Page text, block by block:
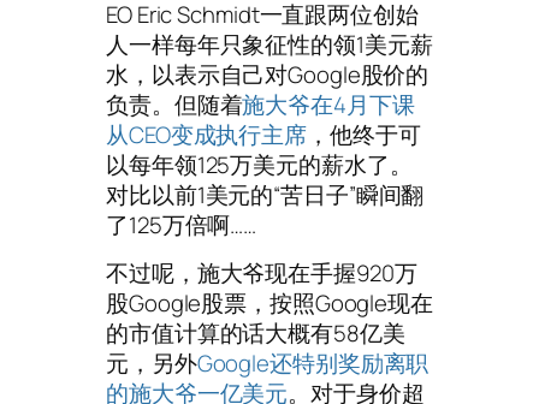
EO Eric Schmidt一直跟两位创始
人一样每年只象征性的领1美元薪
水，以表示自己对Google股价的
负责。但随着施大爷在4月下课
从CEO变成执行主席 ，他终于可
以每年领125万美元的薪水了。
对比以前1美元的“苦日子”瞬间翻
了125万倍啊……
不过呢，施大爷现在手握920万
股Google股票，按照Google现在
的市值计算的话大概有58亿美
元，另外Google还特别奖励离职
的施大爷一亿美元。对于身价超